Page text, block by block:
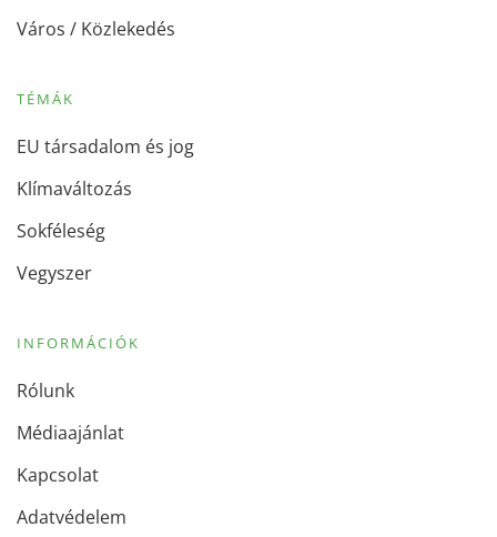
Város / Közlekedés
TÉMÁK
EU társadalom és jog
Klímaváltozás
Sokféleség
Vegyszer
INFORMÁCIÓK
Rólunk
Médiaajánlat
Kapcsolat
Adatvédelem